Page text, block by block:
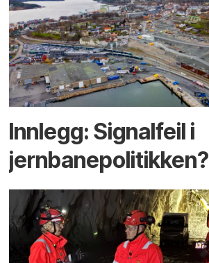
Innlegg: Signalfeil i
jernbanepolitikken?